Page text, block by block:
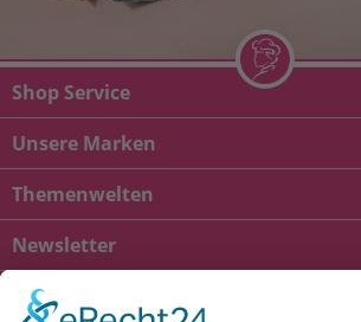
Shop Service
Unsere Marken
Themenwelten
Newsletter
* Alle Preise inkl. gesetzl. Mehrwertsteuer zzgl.